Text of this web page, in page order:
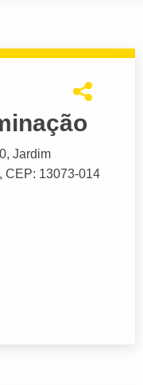
Jardim
CEP: 13073-014